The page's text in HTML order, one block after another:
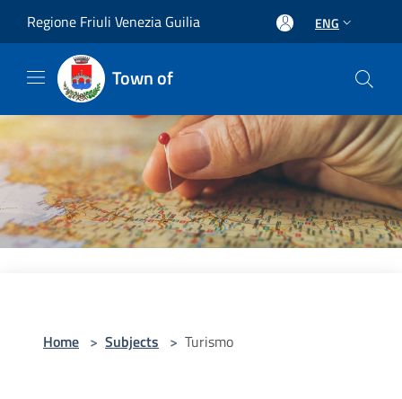
Regione Friuli Venezia Guilia ENG
Town of
Home > Subjects > Turismo